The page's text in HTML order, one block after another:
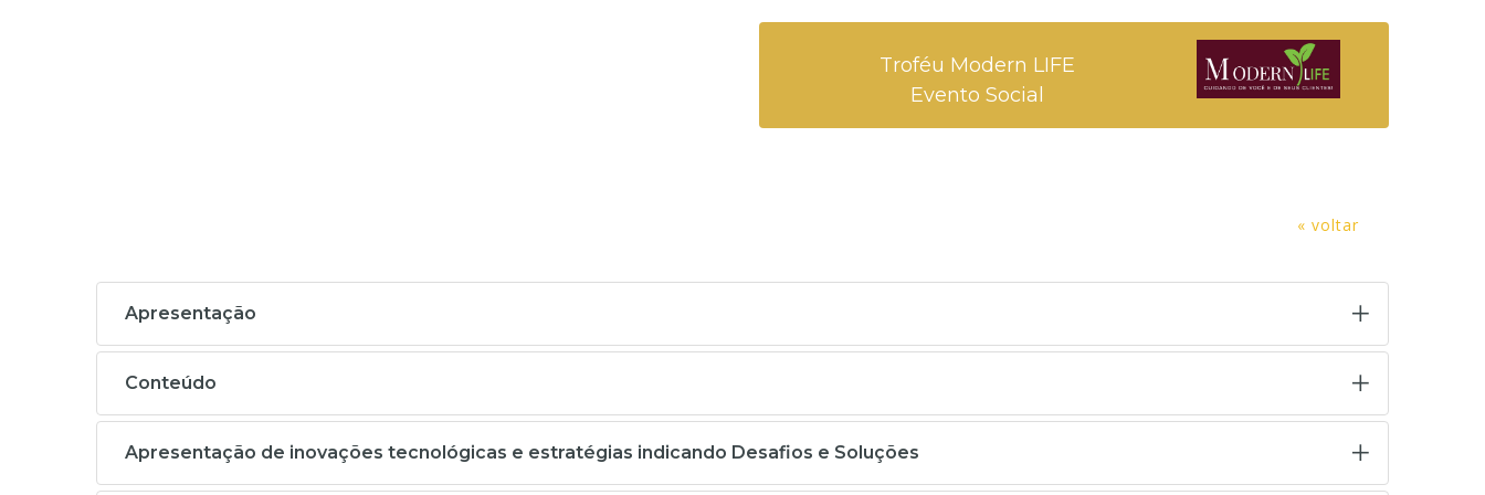
Troféu Modern LIFE
Evento Social
« voltar
Apresentação
Conteúdo
Apresentação de inovações tecnológicas e estratégias indicando Desafios e Soluções